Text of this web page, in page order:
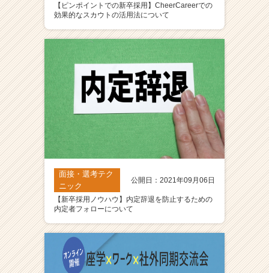
【ピンポイントでの新卒採用】CheerCareerでの
効果的なスカウトの活用法について
面接・選考テク
ニック
公開日：2021年09月06日
【新卒採用ノウハウ】内定辞退を防止するための
内定者フォローについて